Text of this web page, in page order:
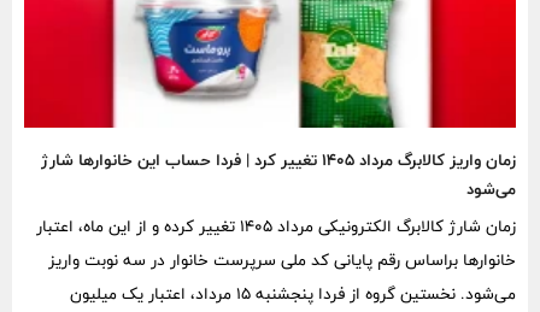
زمان واریز کالابرگ مرداد ۱۴۰۵ تغییر کرد | فردا حساب این خانوارها شارژ
می‌شود
زمان شارژ کالابرگ الکترونیکی مرداد ۱۴۰۵ تغییر کرده و از این ماه، اعتبار
خانوارها براساس رقم پایانی کد ملی سرپرست خانوار در سه نوبت واریز
می‌شود. نخستین گروه از فردا پنجشنبه ۱۵ مرداد، اعتبار یک میلیون